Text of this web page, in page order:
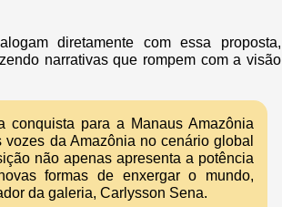
diretamente com essa proposta,
narrativas que rompem com a visão
conquista para a Manaus Amazônia
da Amazônia no cenário global
não apenas apresenta a potência
formas de enxergar o mundo,
da galeria, Carlysson Sena.